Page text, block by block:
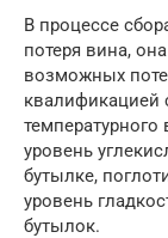
В процессе
потеря вина,
возможных
квалификацией
уровень
бутылке,
уровень
бутылок.